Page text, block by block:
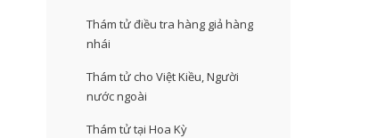
Thám tử điều tra hàng giả hàng
nhái
Thám tử cho Việt Kiều, Người
nước ngoài
Thám tử tại Hoa Kỳ